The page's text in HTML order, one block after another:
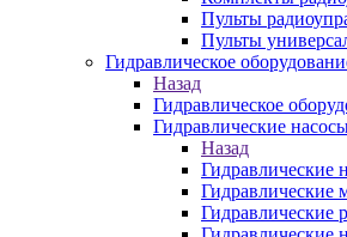
Пульты
Пульты
Гидравлическое
Назад
Гидравлическое
Гидравлические
Назад
Гидравлические
Гидравлические
Гидравлические